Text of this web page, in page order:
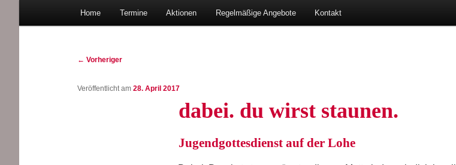
CVJM Lohe
Zum
Home Ter­mi­ne Aktio­nen Regel­mä­ßi­ge Angebote Kon­takt
Beitragsnavigation
← Vorheriger
dabei. du wirst staunen.
Veröffentlicht am28. April 2017
Jugend­got­tes­dienst auf der Lohe